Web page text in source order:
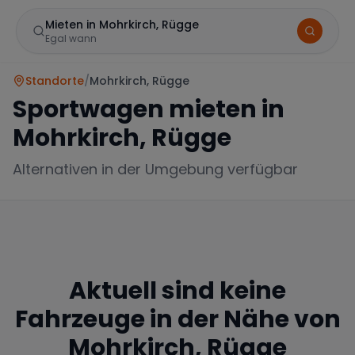
Mieten in Mohrkirch, Rügge
Egal wann
Mercedes BMW Audi
Standorte/Mohrkirch, Rügge
Sportwagen mieten in
Mohrkirch, Rügge
Alternativen in der Umgebung verfügbar
Aktuell sind keine
Fahrzeuge in der Nähe von
Mohrkirch, Rügge